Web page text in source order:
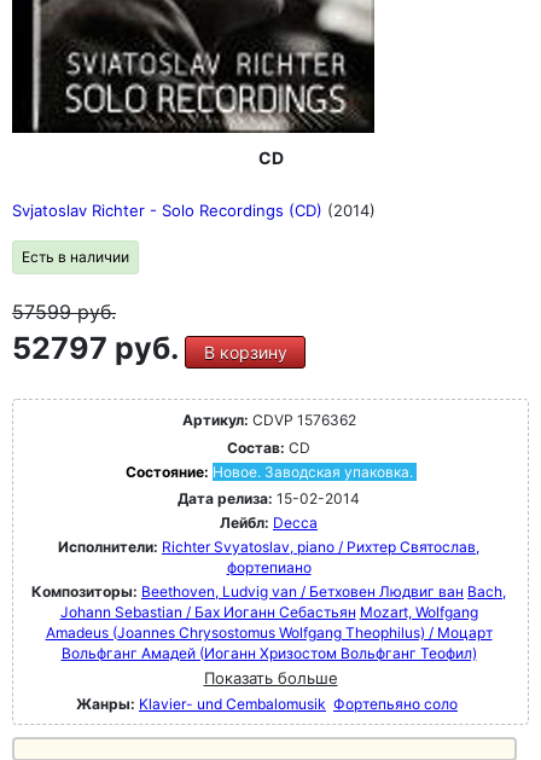
CD
Svjatoslav Richter - Solo Recordings (CD) (2014)
Есть в наличии
57599руб.
52797 руб. В корзину
Артикул: CDVP 1576362
Состав: CD
Состояние: Новое. Заводская упаковка.
Дата релиза: 15-02-2014
Лейбл: Decca
Исполнители: Richter Svyatoslav, piano / Рихтер Святослав,
фортепиано
Композиторы: Beethoven, Ludvig van / Бетховен Людвиг ван Bach,
Johann Sebastian / Бах Иоганн Себастьян Mozart, Wolfgang
Amadeus (Joannes Chrysostomus Wolfgang Theophilus) / Моцарт
Вольфганг Амадей (Иоганн Хризостом Вольфганг Теофил)
Показать больше
Жанры: Klavier- und Cembalomusik Фортепьяно соло